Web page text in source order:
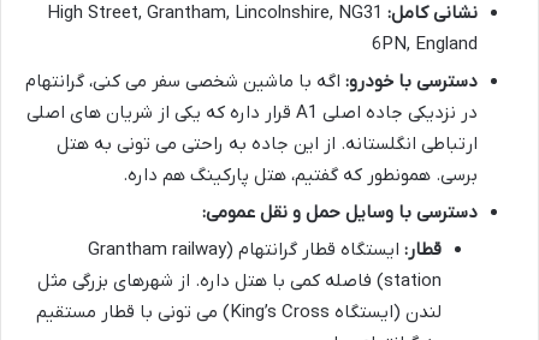
نشانی کامل: High Street, Grantham, Lincolnshire, NG31
6PN, England
دسترسی با خودرو: اگه با ماشین شخصی سفر می کنی، گرانتهام
در نزدیکی جاده اصلی A1 قرار داره که یکی از شریان های اصلی
ارتباطی انگلستانه. از این جاده به راحتی می تونی به هتل
برسی. همونطور که گفتیم، هتل پارکینگ هم داره.
دسترسی با وسایل حمل و نقل عمومی:
قطار:
ایستگاه قطار گرانتهام (Grantham railway
station) فاصله کمی با هتل داره. از شهرهای بزرگی مثل
لندن (ایستگاه King’s Cross) می تونی با قطار مستقیم